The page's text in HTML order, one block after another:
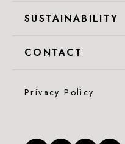
SUSTAINABILITY
CONTACT
Privacy Policy